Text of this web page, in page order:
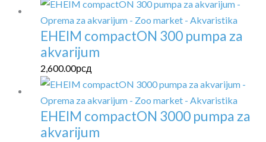
EHEIM compactON 300 pumpa za
akvarijum
2,600.00рсд
EHEIM compactON 3000 pumpa za
akvarijum